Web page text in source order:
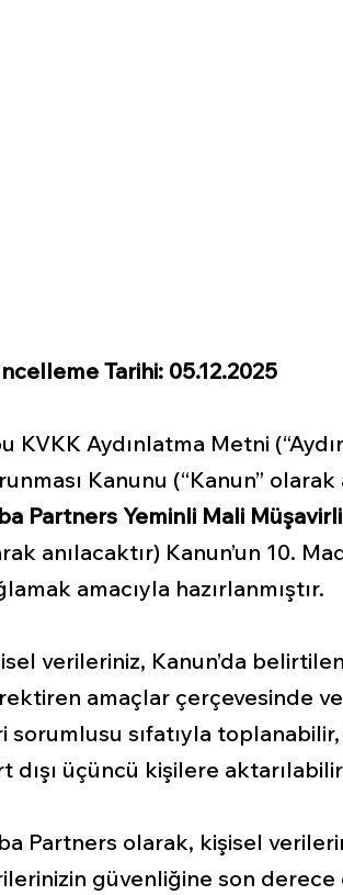
Tarihi: 05.12.2025
KVKK Aydınlatma Metni
Kanunu (“Kanun”
Partners Yeminli Mali
anılacaktır) Kanun’un 10.
amacıyla hazırlanmıştır.
verileriniz, Kanun’da
amaçlar çerçevesinde
sorumlusu sıfatıyla
dışı üçüncü kişilere
Partners olarak, kişisel
güvenliğine son